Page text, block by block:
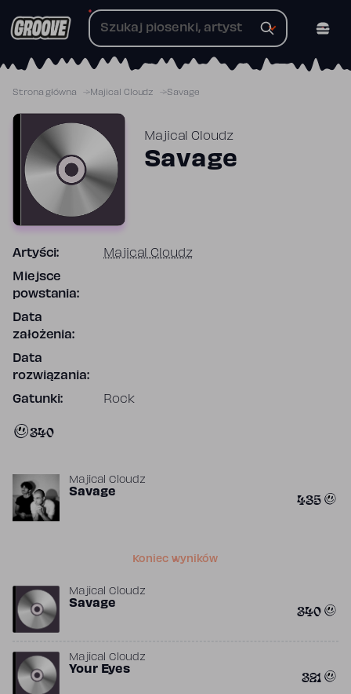
do
Strona główna Majical Cloudz Savage
Majical Cloudz
Savage
Artyści: Majical Cloudz
Miejsce
powstania:
Data
założenia:
Data
rozwiązania:
Gatunki: Rock
340
Majical Cloudz
Savage 435
Koniec wyników
Majical Cloudz
Savage 340
Majical Cloudz
Your Eyes 321